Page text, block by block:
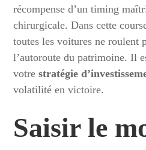
récompense d’un timing
chirurgicale. Dans cette
toutes les voitures ne roulent
l’autoroute du patrimoine. Il
votrestratégie
volatilité en victoire.
Saisir le